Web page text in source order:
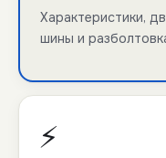
Характеристики,
шины и
⚡